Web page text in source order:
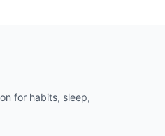
for habits, sleep,